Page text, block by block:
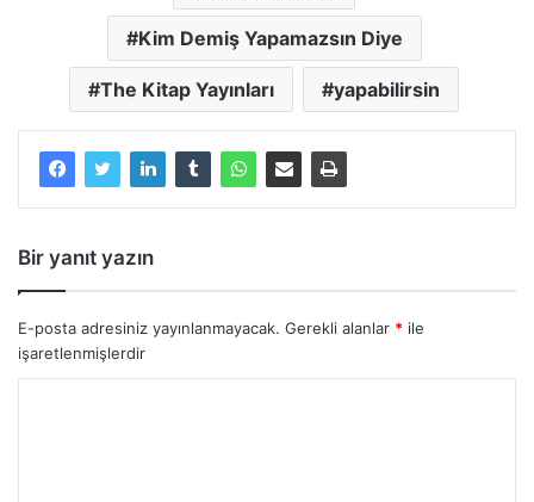
Kim Demiş Yapamazsın Diye
The Kitap Yayınları yapabilirsin
Bir yanıt yazın
E-posta adresiniz yayınlanmayacak. Gerekli alanlar * ile
işaretlenmişlerdir